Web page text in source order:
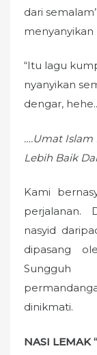
dari
menyanyikan
“Itu lagu
nyanyikan
dengar,
….Umat Islam
Lebih Baik
Kami
perjalanan.
nasyid
dipasang
Sungguh
dinikmati.
NASI LEMAK